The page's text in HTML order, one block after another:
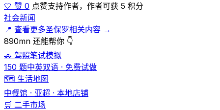
🤍 赞 0 点赞支持作者，作者可获 5 积分
社会新闻
📍 查看更多圣保罗相关内容 →
890mn 还能帮你 👇
🚗 驾照笔试模拟
150 题中英双语 · 免费试做
🗺️ 生活地图
中餐馆 · 亚超 · 本地店铺
🛒 二手市场